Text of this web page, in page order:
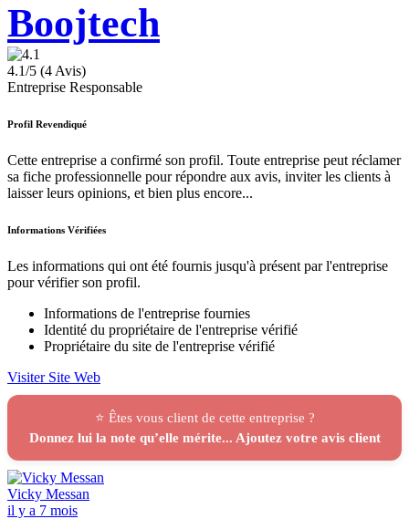
Boojtech
4.1/5 (4 Avis)
Entreprise Responsable
Profil Revendiqué
Cette entreprise a confirmé son profil. Toute entreprise peut réclamer
sa fiche professionnelle pour répondre aux avis, inviter les clients à
laisser leurs opinions, et bien plus encore...
Informations Vérifiées
Les informations qui ont été fournis jusqu'à présent par l'entreprise
pour vérifier son profil.
Informations de l'entreprise fournies
Identité du propriétaire de l'entreprise vérifié
Propriétaire du site de l'entreprise vérifié
Visiter Site Web
⭐ Êtes vous client de cette entreprise ?
Donnez lui la note qu’elle mérite... Ajoutez votre avis client
Vicky Messan
il y a 7 mois